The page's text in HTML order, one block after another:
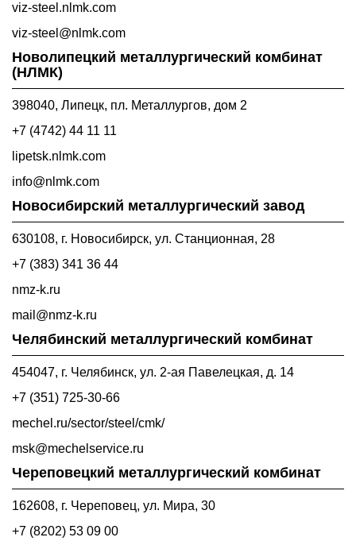
viz-steel.nlmk.com
viz-steel@nlmk.com
Новолипецкий металлургический комбинат
(НЛМК)
398040, Липецк, пл. Металлургов, дом 2
+7 (4742) 44 11 11
lipetsk.nlmk.com
info@nlmk.com
Новосибирский металлургический завод
630108, г. Новосибирск, ул. Станционная, 28
+7 (383) 341 36 44
nmz-k.ru
mail@nmz-k.ru
Челябинский металлургический комбинат
454047, г. Челябинск, ул. 2-ая Павелецкая, д. 14
+7 (351) 725-30-66
mechel.ru/sector/steel/cmk/
msk@mechelservice.ru
Череповецкий металлургический комбинат
162608, г. Череповец, ул. Мира, 30
+7 (8202) 53 09 00